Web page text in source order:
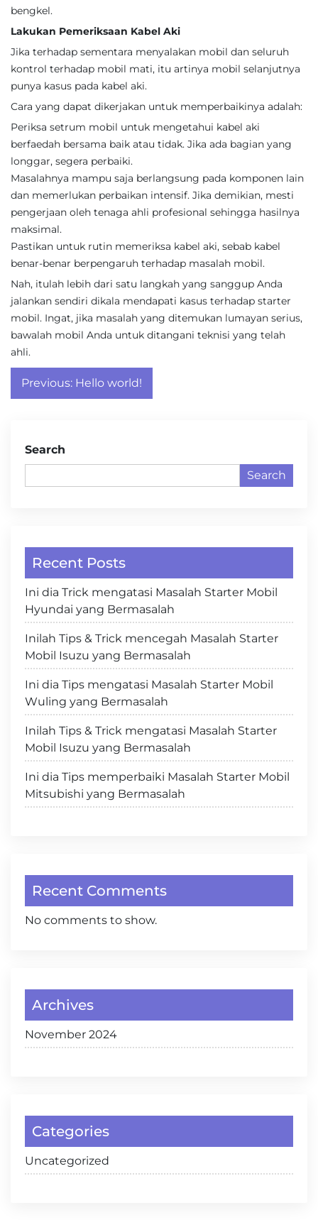
bengkel.
Lakukan Pemeriksaan Kabel Aki
Jika terhadap sementara menyalakan mobil dan seluruh
kontrol terhadap mobil mati, itu artinya mobil selanjutnya
punya kasus pada kabel aki.
Cara yang dapat dikerjakan untuk memperbaikinya adalah:
Periksa setrum mobil untuk mengetahui kabel aki
berfaedah bersama baik atau tidak. Jika ada bagian yang
longgar, segera perbaiki.
Masalahnya mampu saja berlangsung pada komponen lain
dan memerlukan perbaikan intensif. Jika demikian, mesti
pengerjaan oleh tenaga ahli profesional sehingga hasilnya
maksimal.
Pastikan untuk rutin memeriksa kabel aki, sebab kabel
benar-benar berpengaruh terhadap masalah mobil.
Nah, itulah lebih dari satu langkah yang sanggup Anda
jalankan sendiri dikala mendapati kasus terhadap starter
mobil. Ingat, jika masalah yang ditemukan lumayan serius,
bawalah mobil Anda untuk ditangani teknisi yang telah
ahli.
Post
navigation
Previous: Hello world!
Search
Search
Recent Posts
Ini dia Trick mengatasi Masalah Starter Mobil
Hyundai yang Bermasalah
Inilah Tips & Trick mencegah Masalah Starter
Mobil Isuzu yang Bermasalah
Ini dia Tips mengatasi Masalah Starter Mobil
Wuling yang Bermasalah
Inilah Tips & Trick mengatasi Masalah Starter
Mobil Isuzu yang Bermasalah
Ini dia Tips memperbaiki Masalah Starter Mobil
Mitsubishi yang Bermasalah
Recent Comments
No comments to show.
Archives
November 2024
Categories
Uncategorized